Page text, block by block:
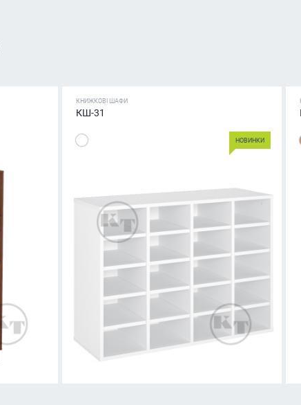
КНИЖКОВІ ШАФИ
КШ-31
НОВИНКИ